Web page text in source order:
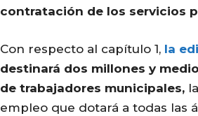
contratación de los servicios
Con respecto al capítulo 1, la
destinará dos millones y
de trabajadores municipales,
empleo que dotará a todas las